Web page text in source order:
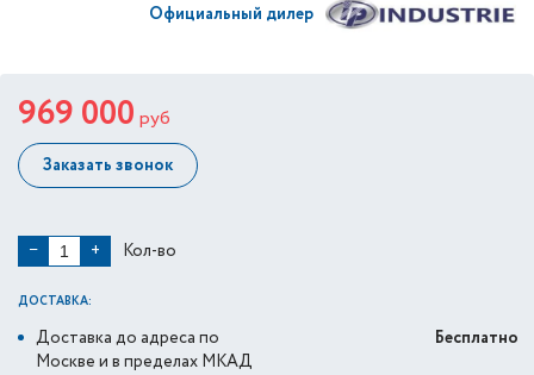
Официальный дилер
969 000 руб
Заказать звонок
− + Кол-во
ДОСТАВКА:
Доставка до адреса по
Москве и в пределах МКАД
Бесплатно